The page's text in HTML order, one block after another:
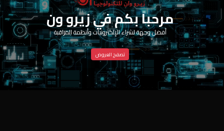
مرحباً بكم في زيرو ون
أفضل وجهة لشراء الإلكترونيات وأنظمة المراقبة
تصفح العروض